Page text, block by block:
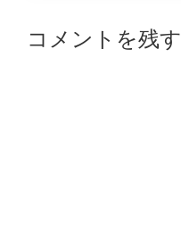
Reader
コメントを残す